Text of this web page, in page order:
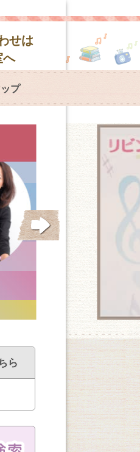
せは
へ
プ
ら